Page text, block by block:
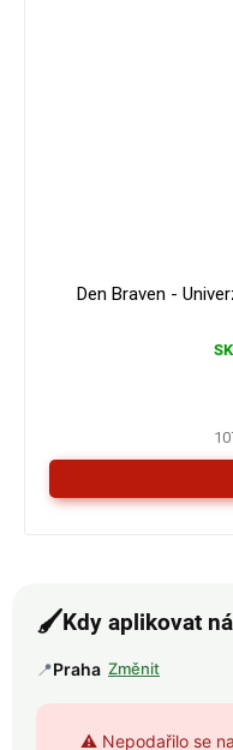
Den Braven -
🖌️Kdy aplikovat
📍Praha Změnit
⚠️ Nepodařilo se